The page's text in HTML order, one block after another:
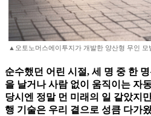
▲오토노머스에이투지가 개발한 양산형 무인
순수했던 어린 시절, 세 명 중 한
을 날거나 사람 없이 움직이는 자
당시엔 정말 먼 미래의 일 같았지
행 기술은 우리 곁으로 성큼 다가